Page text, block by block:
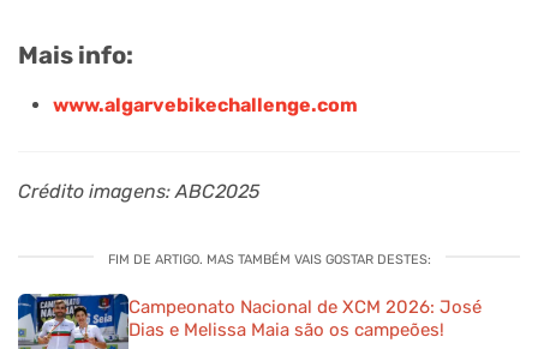
Mais info:
www.algarvebikechallenge.com
Crédito imagens: ABC2025
FIM DE ARTIGO. MAS TAMBÉM VAIS GOSTAR DESTES:
Campeonato Nacional de XCM 2026: José
Dias e Melissa Maia são os campeões!